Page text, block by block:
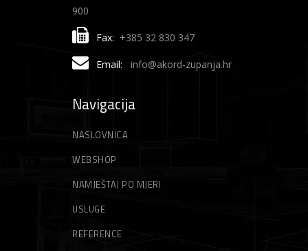
900
Fax: +385 32 830 347
Email: info@akord-zupanja.hr
Navigacija
NASLOVNICA
WEBSHOP
NAMJEŠTAJ PO MJERI
USLUGE
REFERENCE